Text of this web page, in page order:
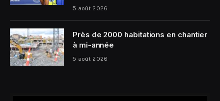
5 août 2026
Près de 2000 habitations en chantier
à mi-année
5 août 2026